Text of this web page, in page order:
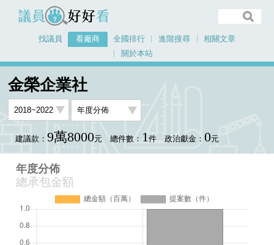
議員好好看
找議員 看廠商 全國排行 進階搜尋
相關文章
關於本站
金榮企業社
建議款： 9萬8000元 總件數： 1件 政治獻金： 0元
年度分佈
總承包金額